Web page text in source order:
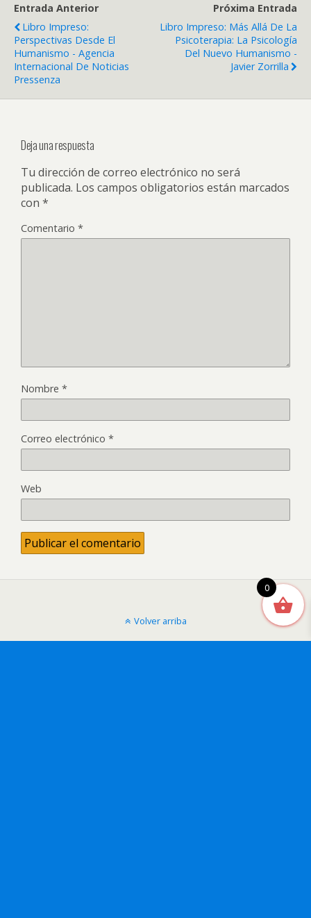
Entrada Anterior
Libro Impreso:
Perspectivas Desde El
Humanismo - Agencia
Internacional De Noticias
Pressenza
Próxima Entrada
Libro Impreso: Más Allá De La
Psicoterapia: La Psicología
Del Nuevo Humanismo -
Javier Zorrilla
Deja una respuesta
Tu dirección de correo electrónico no será
publicada. Los campos obligatorios están marcados
con *
Comentario *
Nombre *
Correo electrónico *
Web
0
Volver arriba